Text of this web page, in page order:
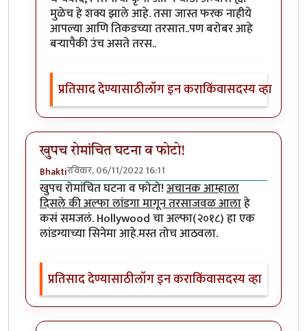
मुळेच हे शक्य झाले आहे. तसा जास्त फरक नाहीये
आपल्या आणि तिकडच्या तरसात..पण बरोबर आहे
बऱ्यापैकी उंच असते तरस..
प्रतिसाद देण्यासाठीलॉग इन कराकिंवासदस्य व्हा
खुपच रोमांचित घटना व फोटो!
Bhaktiरविवार, 06/11/2022 16:11
खुपच रोमांचित घटना व फोटो!अचानक आम्हाला
दिसले की अल्फा लांडगा मागून तरसाजवळ आलाहे
कसं समजलं. Hollywood चा अल्फा(२०१८) हा एक
लांडग्याच्या सिनेमा आहे.मस्त तोच आठवला.
प्रतिसाद देण्यासाठीलॉग इन कराकिंवासदस्य व्हा